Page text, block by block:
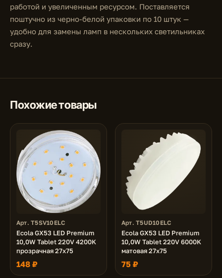
работой и увеличенным ресурсом. Поставляется
поштучно из черно-белой упаковки по 10 штук —
удобно для замены ламп в нескольких светильниках
сразу.
Похожие товары
Арт. T5SV10ELC
Ecola GX53 LED Premium
10,0W Tablet 220V 4200K
прозрачная 27x75
148 ₽
Арт. T5UD10ELC
Ecola GX53 LED Premium
10,0W Tablet 220V 6000K
матовая 27x75
75 ₽